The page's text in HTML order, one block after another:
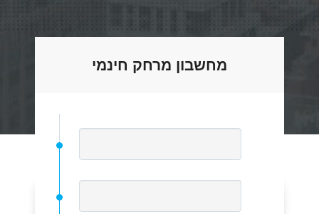
מחשבון מרחק חינמי